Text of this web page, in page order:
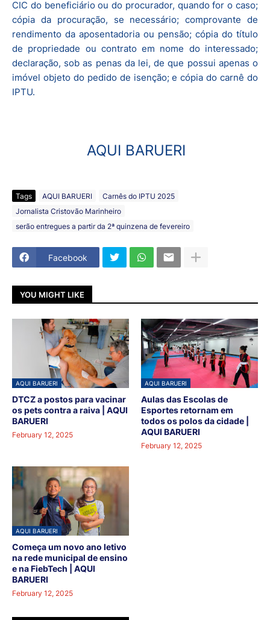
CIC do beneficiário ou do procurador, quando for o caso;
cópia da procuração, se necessário; comprovante de
rendimento da aposentadoria ou pensão; cópia do título
de propriedade ou contrato em nome do interessado;
declaração, sob as penas da lei, de que possui apenas o
imóvel objeto do pedido de isenção; e cópia do carnê do
IPTU.
AQUI BARUERI
Tags AQUI BARUERI
Carnês do IPTU 2025
Jornalista Cristovão Marinheiro
serão entregues a partir da 2ª quinzena de fevereiro
Facebook
YOU MIGHT LIKE
AQUI BARUERI
DTCZ a postos para vacinar
os pets contra a raiva | AQUI
BARUERI
February 12, 2025
AQUI BARUERI
Aulas das Escolas de
Esportes retornam em
todos os polos da cidade |
AQUI BARUERI
February 12, 2025
AQUI BARUERI
Começa um novo ano letivo
na rede municipal de ensino
e na FiebTech | AQUI
BARUERI
February 12, 2025